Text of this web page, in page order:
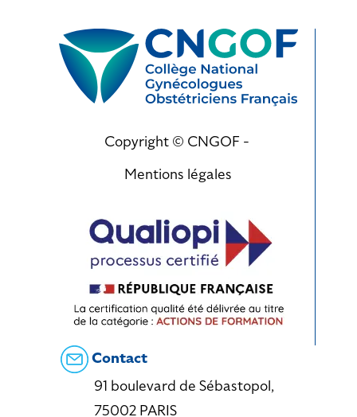
Copyright © CNGOF -
Mentions légales
Contact
91 boulevard de Sébastopol,
75002 PARIS